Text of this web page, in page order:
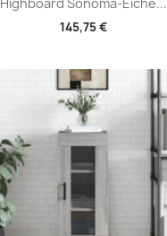
Highboard Sonoma-Eiche...
145,75 €